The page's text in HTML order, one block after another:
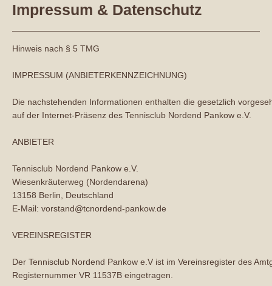
Impressum & Datenschutz
Hinweis nach § 5 TMG
IMPRESSUM (ANBIETERKENNZEICHNUNG)
Die nachstehenden Informationen enthalten die gesetzlich
auf der Internet-Präsenz des Tennisclub Nordend Pankow e.V.
ANBIETER
Tennisclub Nordend Pankow e.V.
Wiesenkräuterweg (Nordendarena)
13158 Berlin, Deutschland
E-Mail: vorstand@tcnordend-pankow.de
VEREINSREGISTER
Der Tennisclub Nordend Pankow e.V ist im Vereinsregister des
Registernummer VR 11537B eingetragen.